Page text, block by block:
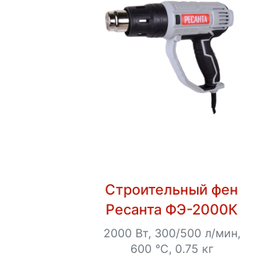
Строительный фен
Ресанта ФЭ-2000К
2000 Вт, 300/500 л/мин,
600 °C, 0.75 кг